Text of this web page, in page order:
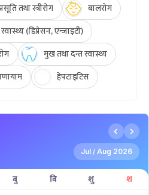
तथा स्त्रीरोग
बालरोग
(डिप्रेसन, एन्जाइटी)
मुख तथा दन्त स्वास्थ्य
हेपटाइटिस
Jul / Aug 2026
बु बि शु श